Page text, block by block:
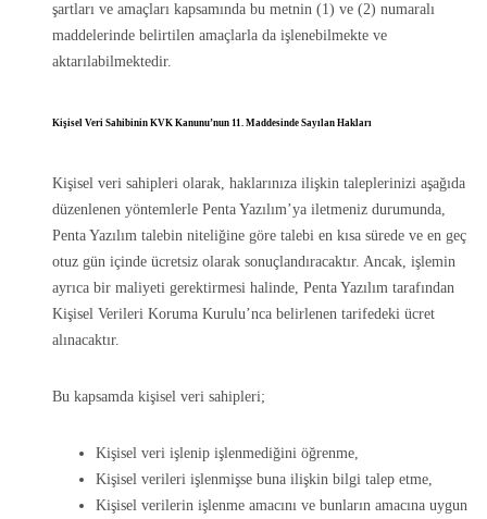
şartları ve amaçları kapsamında bu metnin (1) ve (2) numaralı
maddelerinde belirtilen amaçlarla da işlenebilmekte ve
aktarılabilmektedir.
Kişisel Veri Sahibinin KVK Kanunu’nun 11. Maddesinde Sayılan Hakları
Kişisel veri sahipleri olarak, haklarınıza ilişkin taleplerinizi aşağıda
düzenlenen yöntemlerle Penta Yazılım’ya iletmeniz durumunda,
Penta Yazılım talebin niteliğine göre talebi en kısa sürede ve en geç
otuz gün içinde ücretsiz olarak sonuçlandıracaktır. Ancak, işlemin
ayrıca bir maliyeti gerektirmesi halinde, Penta Yazılım tarafından
Kişisel Verileri Koruma Kurulu’nca belirlenen tarifedeki ücret
alınacaktır.
Bu kapsamda kişisel veri sahipleri;
Kişisel veri işlenip işlenmediğini öğrenme,
Kişisel verileri işlenmişse buna ilişkin bilgi talep etme,
Kişisel verilerin işlenme amacını ve bunların amacına uygun